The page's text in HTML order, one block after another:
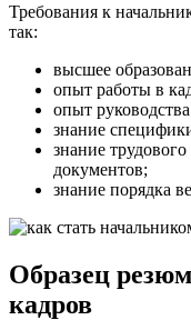
Требования к
так:
высшее
опыт работы в
опыт
знание
знание
документов;
знание порядка
Образец
кадров